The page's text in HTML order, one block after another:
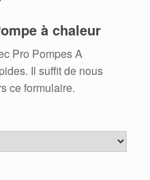
à chaleur
Pro Pompes A
Il suffit de nous
ce formulaire.